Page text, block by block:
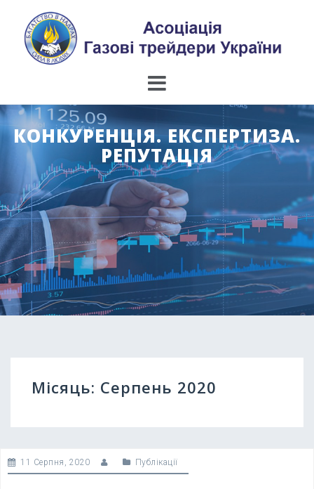
content
КОНКУРЕНЦІЯ. ЕКСПЕРТИЗА.
РЕПУТАЦІЯ
Місяць: Серпень 2020
11 Серпня, 2020 Публікації